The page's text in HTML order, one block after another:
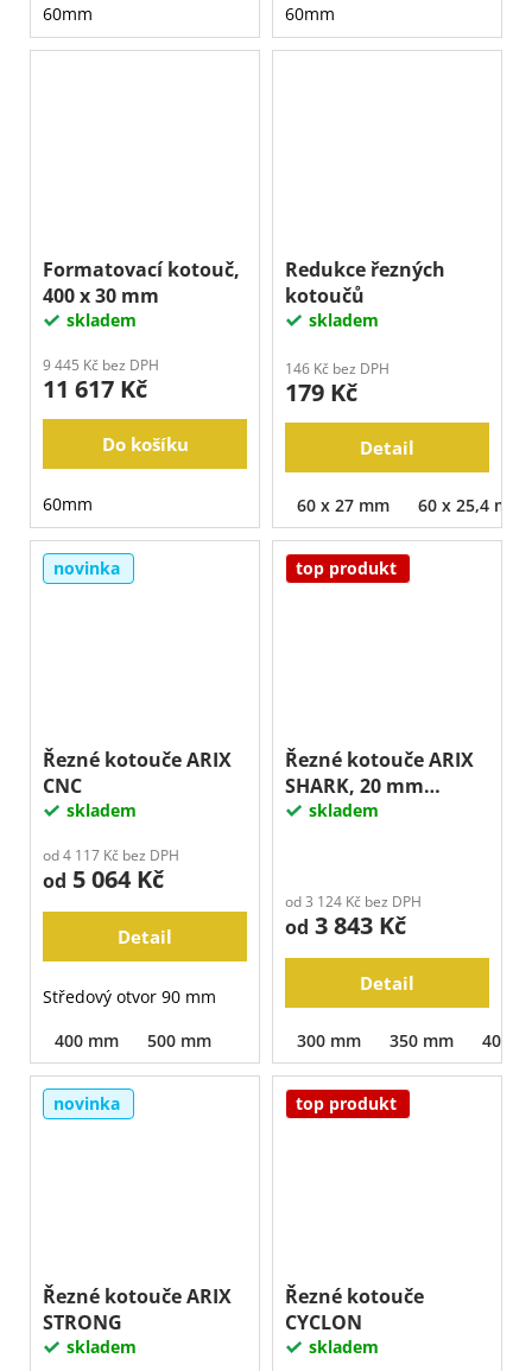
60mm 60mm
Formatovací kotouč,
400 x 30 mm
skladem
9 445 Kč bez DPH
11 617 Kč
Do košíku
60mm
Redukce řezných
kotoučů
skladem
146 Kč bez DPH
179 Kč
Detail
60 x 27 mm 60 x 25,4 mm
novinka
Řezné kotouče ARIX
CNC
skladem
od 4 117 Kč bez DPH
od 5 064 Kč
Detail
Středový otvor 90 mm
400 mm
500 mm
top produkt
Řezné kotouče ARIX
SHARK, 20 mm
segment
skladem
od 3 124 Kč bez DPH
od 3 843 Kč
Detail
300 mm 350 mm 400
novinka
Řezné kotouče ARIX
STRONG
skladem
top produkt
Řezné kotouče
CYCLON
skladem